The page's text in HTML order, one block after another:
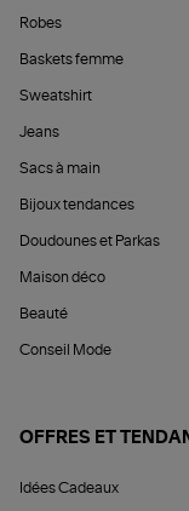
Robes
Baskets femme
Sweatshirt
Jeans
Sacs à main
Bijoux tendances
Doudounes et Parkas
Maison déco
Beauté
Conseil Mode
OFFRES ET
Idées Cadeaux